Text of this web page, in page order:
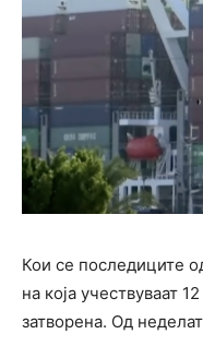
Кои се последиците
на која учествуваат
затворена. Од